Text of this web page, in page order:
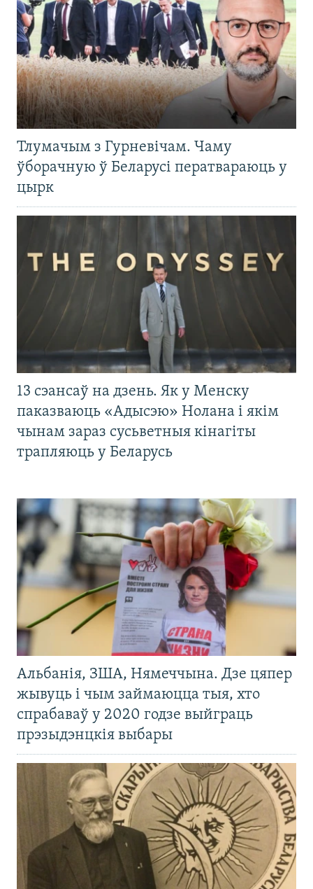
Тлумачым з Гурневічам. Чаму
ўборачную ў Беларусі ператвараюць у
цырк
13 сэансаў на дзень. Як у Менску
паказваюць «Адысэю» Нолана і якім
чынам зараз сусьветныя кінагіты
трапляюць у Беларусь
Альбанія, ЗША, Нямеччына. Дзе цяпер
жывуць і чым займаюцца тыя, хто
спрабаваў у 2020 годзе выйграць
прэзыдэнцкія выбары